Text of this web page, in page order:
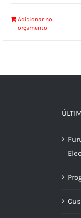
Adicionar no
orçamento